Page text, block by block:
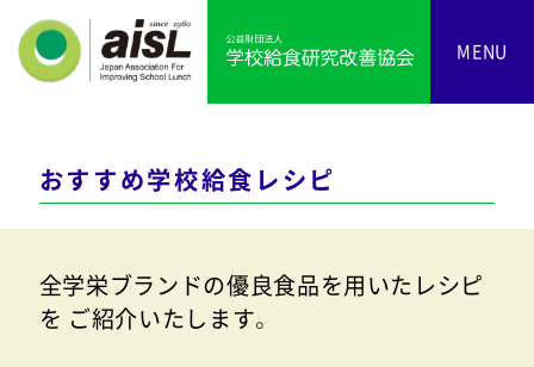
MENU
おすすめ学校給食レシピ
全学栄ブランドの優良食品を用いたレシピ
を ご紹介いたします。